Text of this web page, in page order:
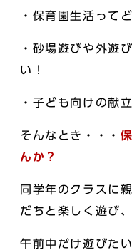
・保育園生活って
・砂場遊びや外遊
い！
・子ども向けの献
そんなとき・・・
んか？
同学年のクラスに
だちと楽しく遊び
午前中だけ遊びた